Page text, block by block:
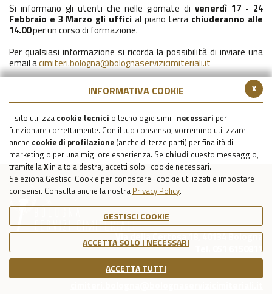
x
INFORMATIVA COOKIE
Il sito utilizza cookie tecnici o tecnologie simili necessari per
funzionare correttamente. Con il tuo consenso, vorremmo utilizzare
anche cookie di profilazione (anche di terze parti) per finalità di
marketing o per una migliore esperienza. Se chiudi questo messaggio,
tramite laX in alto a destra, accetti solo i cookie necessari.
Seleziona Gestisci Cookie per conoscere i cookie utilizzati e impostare i
consensi. Consulta anche la nostra Privacy Policy.
GESTISCI COOKIE
ACCETTA SOLO I NECESSARI
ACCETTA TUTTI
Si informano gli utenti che nelle giornate di venerdì 17 - 24
Febbraio e 3 Marzo gli uffici al piano terra chiuderanno alle
14.00per un corso di formazione.
Per qualsiasi informazione si ricorda la possibilità di inviare una
email acimiteri.bologna@bolognaservizicimiteriali.it
Via della Certosa 18, 40134 Bologna
Tel. 051 6150811
C.F./P.IVA Reg. Imp. BO 03079781203
Capitale Sociale Int. Vers. €39.215,69